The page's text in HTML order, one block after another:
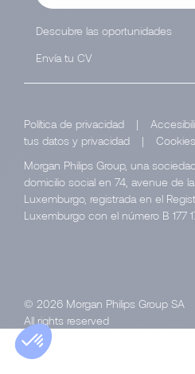
Descubre las oportunidades
Envía tu CV
Política de privacidad |
tus datos y privacidad
|
Cookies
Morgan Philips Group, una
domicilio social en 74, avenue de la
Luxemburgo, registrada en el
Luxemburgo con el número B 177
© 2026 Morgan Philips Group SA
All rights reserved